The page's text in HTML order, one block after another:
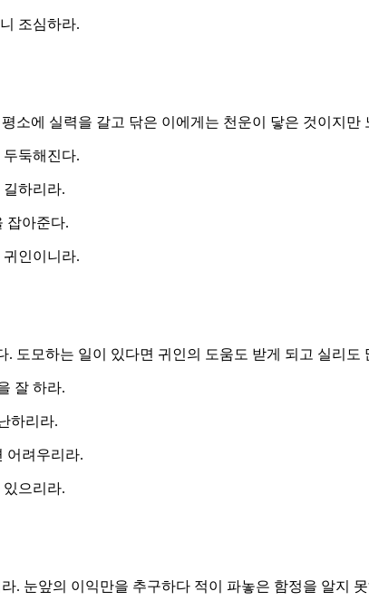
조심하라.
소에 실력을 갈고 닦은 이에게는 천운이 닿은 것이지
둑해진다.
하리라.
잡아준다.
인이니라.
도모하는 일이 있다면 귀인의 도움도 받게 되고 실리
잘 하라.
하리라.
어려우리라.
으리라.
. 눈앞의 이익만을 추구하다 적이 파놓은 함정을 알지